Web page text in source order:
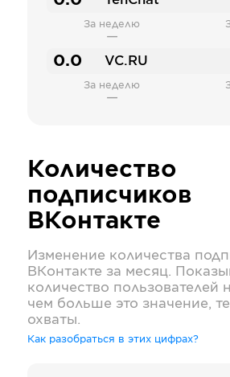
За неделю
—
0.0 VC.RU
За неделю
—
Количество
подписчиков
ВКонтакте
Изменение количества
ВКонтакте за месяц.
количество пользователей
чем больше это значение,
охваты.
Как разобраться в этих цифрах?